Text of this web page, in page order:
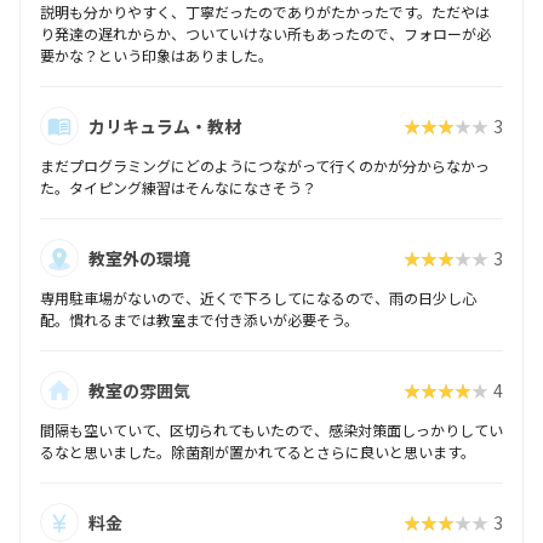
説明も分かりやすく、丁寧だったのでありがたかったです。ただやは
り発達の遅れからか、ついていけない所もあったので、フォローが必
要かな？という印象はありました。
カリキュラム・教材 ★★★★★ 3
まだプログラミングにどのようにつながって行くのかが分からなかっ
た。タイピング練習はそんなになさそう？
教室外の環境 ★★★★★ 3
専用駐車場がないので、近くで下ろしてになるので、雨の日少し心
配。慣れるまでは教室まで付き添いが必要そう。
教室の雰囲気 ★★★★★ 4
間隔も空いていて、区切られてもいたので、感染対策面しっかりしてい
るなと思いました。除菌剤が置かれてるとさらに良いと思います。
料金 ★★★★★ 3